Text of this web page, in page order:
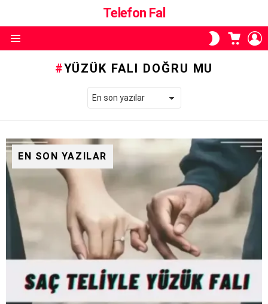
Telefon Fal
SKIN
ANAHTARI
SEPETI
YÜZÜK FALI DOĞRU MU
EN SON YAZILAR